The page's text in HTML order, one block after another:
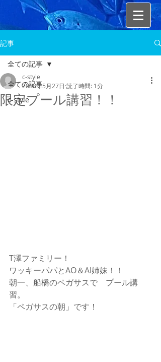
記事
全ての記事
c-style
全ての記事
限定プール講習！！
c-style
2018年5月27日 読了時間: 1分
T澤ファミリー！
ワッキーパパとAO＆AI姉妹！！
朝一、船橋のペガサスで　プール講
習。
「ペガサスの朝」です！